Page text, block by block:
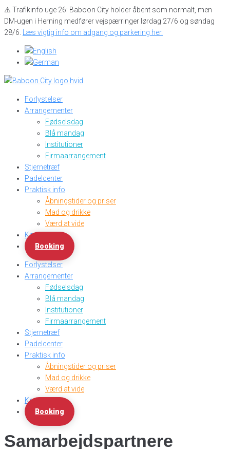
Skip
to
content
⚠️ Trafikinfo uge 26: Baboon City holder åbent som normalt, men
DM-ugen i Herning medfører vejspærringer lørdag 27/6 og søndag
28/6.
Læs vigtig info om adgang og parkering her.
Forlystelser
Arrangementer
Fødselsdag
Blå mandag
Institutioner
Firmaarrangement
Stjernetræf
Padelcenter
Praktisk info
Åbningstider og priser
Mad og drikke
Værd at vide
Kontakt
Booking
Forlystelser
Arrangementer
Fødselsdag
Blå mandag
Institutioner
Firmaarrangement
Stjernetræf
Padelcenter
Praktisk info
Åbningstider og priser
Mad og drikke
Værd at vide
Kontakt
Booking
Samarbejdspartnere